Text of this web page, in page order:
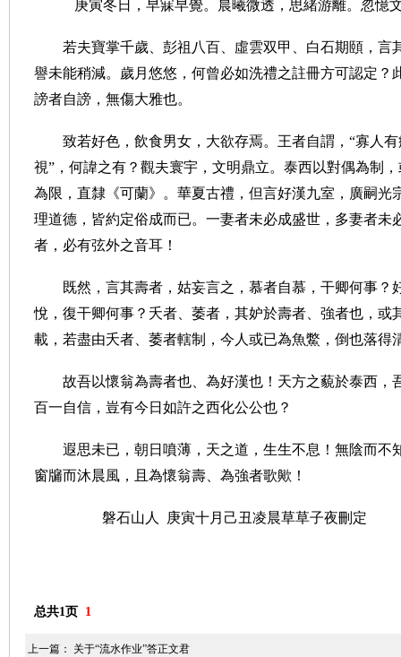
庚寅冬日，早寐早覺。晨曦微透，思緒游離。忽憶
若夫寶掌千歲、彭祖八百、虛雲双甲、白石期頤，言
譽未能稍減。歲月悠悠，何曾必如洗禮之註冊方可認定？
謗者自謗，無傷大雅也。
致若好色，飲食男女，大欲存焉。王者自謂， “寡人
視” ，何諱之有？觀夫寰宇，文明鼎立。泰西以對偶為制
為限，直隸《可蘭》。華夏古禮，但言好漢九室，廣嗣光
理道德，皆約定俗成而已。一妻者未必成盛世，多妻者未
者，必有弦外之音耳！
既然，言其壽者，姑妄言之，慕者自慕，干卿何事？
悅，復干卿何事？夭者、萎者，其妒於壽者、強者也，或
載，若盡由夭者、萎者轄制，今人或已為魚鱉，倒也落得
故吾以懷翁為壽者也、為好漢也！天方之藐於泰西，
百一自信，豈有今日如許之西化公公也？
遐思未已，朝日噴薄，天之道，生生不息！無陰而不
窗牖而沐晨風，且為懷翁壽、為強者歌歟！
磐石山人 庚寅十月己丑凌晨草草子夜刪定
总共1页 1
上一篇： 关于“流水作业”答正文君